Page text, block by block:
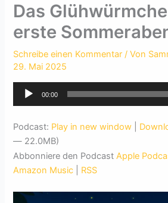
Das
erste
Schreibe einen Kommentar / Von
29. Mai 2025
Audio-
00:00
Podcast: Play in new window
— 22.0MB)
Abbonniere den PodcastApple
Amazon Music
RSS